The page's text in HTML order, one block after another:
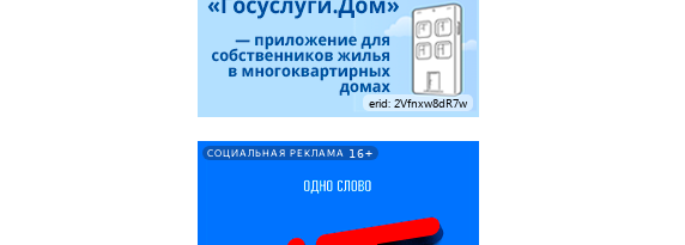
erid: 2Vfnxw8dR7w
СОЦИАЛЬНАЯ РЕКЛАМА 16+